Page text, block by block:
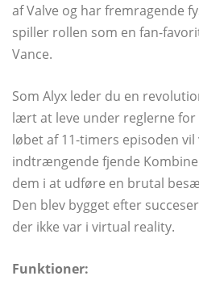
af Valve og har fremragende
spiller rollen som en fan-
Vance.
Som Alyx leder du en
lært at leve under reglerne for
løbet af 11-timers episoden
indtrængende fjende
dem i at udføre en brutal
Den blev bygget efter
der ikke var i virtual reality.
Funktioner: